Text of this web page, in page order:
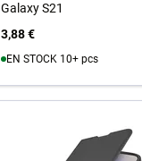
Galaxy S21
3,88 €
EN STOCK 10+ pcs